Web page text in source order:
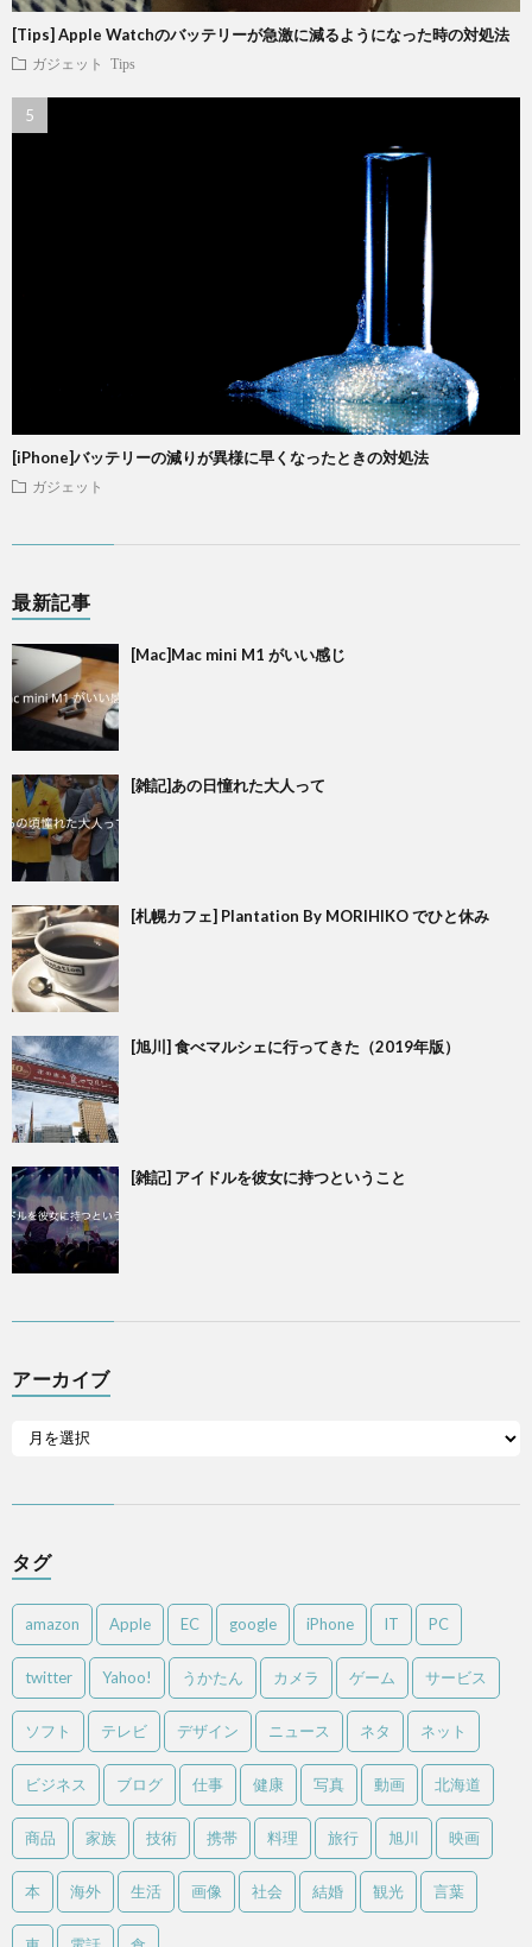
[Tips] Apple Watchのバッテリーが急激に減るようになった時の対処法
ガジェット Tips
[iPhone]バッテリーの減りが異様に早くなったときの対処法
ガジェット
最新記事
[Mac]Mac mini M1 がいい感じ
[雑記]あの日憧れた大人って
[札幌カフェ] Plantation By MORIHIKO でひと休み
[旭川] 食べマルシェに行ってきた（2019年版）
[雑記] アイドルを彼女に持つということ
アーカイブ
タグ
amazon Apple EC google iPhone IT PC
twitter Yahoo! うかたん カメラ ゲーム サービス
ソフト テレビ デザイン ニュース ネタ ネット
ビジネス ブログ 仕事 健康 写真 動画 北海道
商品 家族 技術 携帯 料理 旅行 旭川 映画
本 海外 生活 画像 社会 結婚 観光 言葉